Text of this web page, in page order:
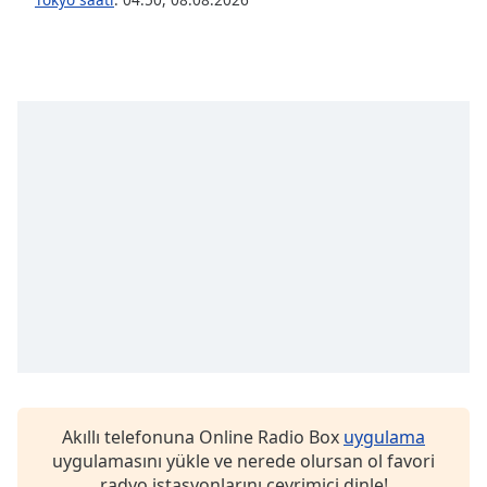
Akıllı telefonuna Online Radio Box uygulama
uygulamasını yükle ve nerede olursan ol favori